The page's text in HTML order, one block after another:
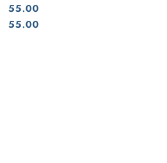
Cena:
55.00
Cena:
55.00